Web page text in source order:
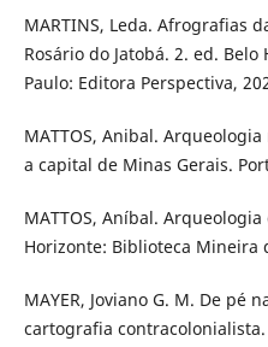
MARTINS, Leda. Afrografias
Rosário do Jatobá. 2. ed.
Paulo: Editora Perspectiva,
MATTOS, Anibal.
a capital de Minas Gerais.
MATTOS, Aníbal.
Horizonte: Biblioteca Mineira
MAYER, Joviano G. M. De pé
cartografia